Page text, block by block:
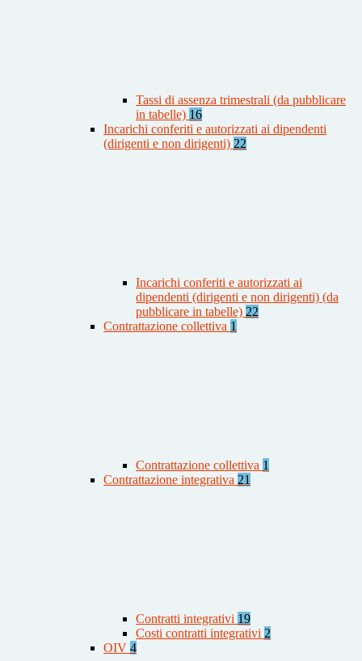
Tassi di assenza trimestrali (da pubblicare
in tabelle) 16
Incarichi conferiti e autorizzati ai dipendenti
(dirigenti e non dirigenti) 22
Incarichi conferiti e autorizzati ai
dipendenti (dirigenti e non dirigenti) (da
pubblicare in tabelle) 22
Contrattazione collettiva 1
Contrattazione collettiva 1
Contrattazione integrativa 21
Contratti integrativi 19
Costi contratti integrativi 2
OIV 4